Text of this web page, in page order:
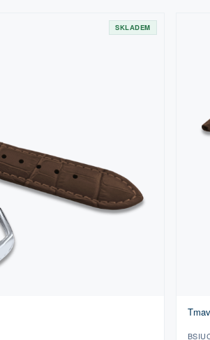
SKLADEM